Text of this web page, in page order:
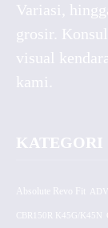
Variasi,
grosir.
visual
kami.
KATEGORI
Absolute Revo Fit
CBR150R K45G/K45N